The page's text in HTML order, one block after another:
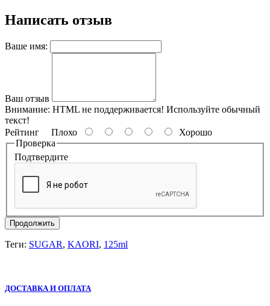
Написать отзыв
Ваше имя:
Ваш отзыв
Внимание: HTML не поддерживается! Используйте обычный
текст!
Рейтинг Плохо
Хорошо
Проверка
Подтвердите
Продолжить
Теги: SUGAR, KAORI, 125ml
ДОСТАВКА И ОПЛАТА